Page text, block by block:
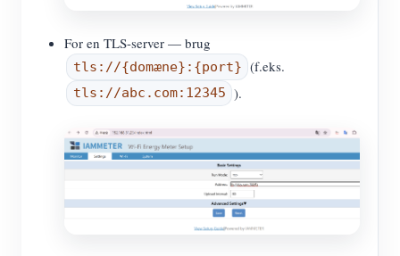
For en TLS-server — brug
tls://{domæne}:{port} (f.eks.
tls://abc.com:12345 ).